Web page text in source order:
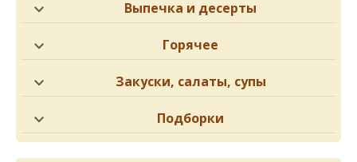
Выпечка и десерты
Горячее
Закуски, салаты, супы
Подборки